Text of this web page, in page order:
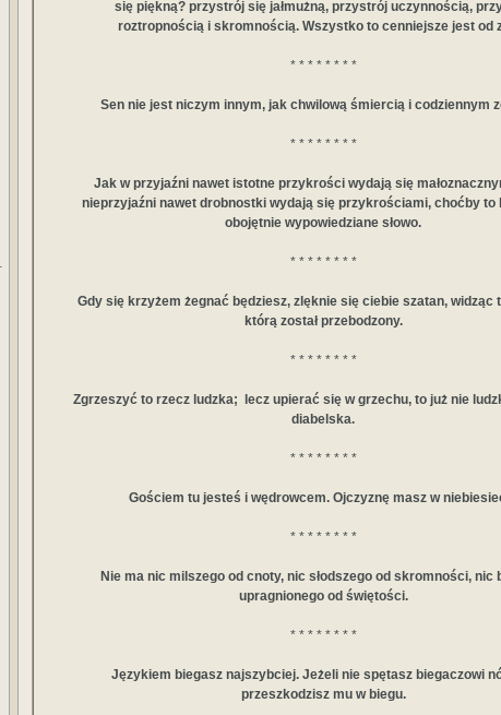
się piękną? przystrój się jałmużną, przystrój uczynnością,
roztropnością i skromnością. Wszystko to cenniejsze jest od
* * * * * * * *
Sen nie jest niczym innym, jak chwilową śmiercią i codziennym
* * * * * * * *
Jak w przyjaźni nawet istotne przykrości wydają się
nieprzyjaźni nawet drobnostki wydają się przykrościami, choćby to
obojętnie wypowiedziane słowo.
* * * * * * * *
Gdy się krzyżem żegnać będziesz, zlęknie się ciebie szatan, widząc
którą został przebodzony.
* * * * * * * *
Zgrzeszyć to rzecz ludzka; lecz upierać się w grzechu, to już nie
diabelska.
* * * * * * * *
Gościem tu jesteś i wędrowcem. Ojczyznę masz w
* * * * * * * *
Nie ma nic milszego od cnoty, nic słodszego od skromności, nic
upragnionego od świętości.
* * * * * * * *
Językiem biegasz najszybciej. Jeżeli nie spętasz biegaczowi
przeszkodzisz mu w biegu.